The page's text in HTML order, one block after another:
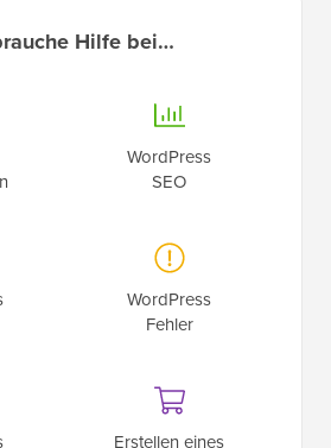
Hilfe bei…
WordPress
SEO
WordPress
Fehler
Erstellen eines